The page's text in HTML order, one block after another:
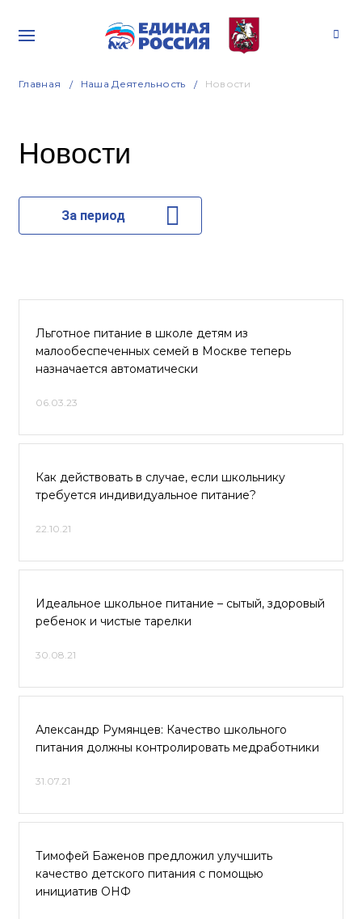
Главная Наша Деятельность Новости
Новости
За период
Льготное питание в школе детям из
малообеспеченных семей в Москве теперь
назначается автоматически
06.03.23
Как действовать в случае, если школьнику
требуется индивидуальное питание?
22.10.21
Идеальное школьное питание – сытый, здоровый
ребенок и чистые тарелки
30.08.21
Александр Румянцев: Качество школьного
питания должны контролировать медработники
31.07.21
Тимофей Баженов предложил улучшить
качество детского питания с помощью
инициатив ОНФ